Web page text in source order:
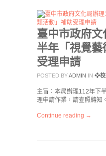
臺中市政府
半年「視覺
受理申請
POSTED BYADMIN IN ❖校
主旨：本局辦理112年下
理申請作業，請查照轉
Continue reading →